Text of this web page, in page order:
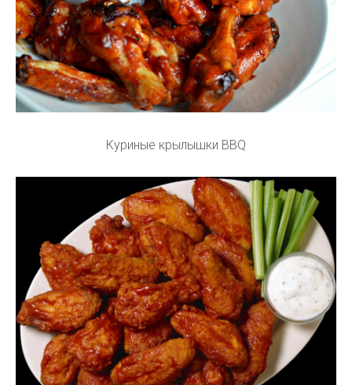
Куриные крылышки BBQ